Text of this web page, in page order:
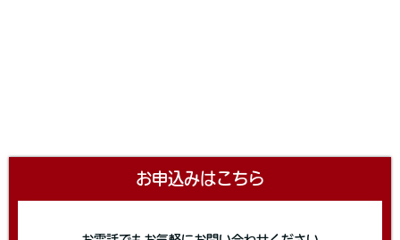
お申込みはこちら